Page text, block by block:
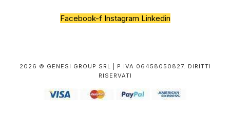
Facebook-f Instagram Linkedin
2026 © GENESI GROUP SRL | P.IVA 06458050827. DIRITTI
RISERVATI